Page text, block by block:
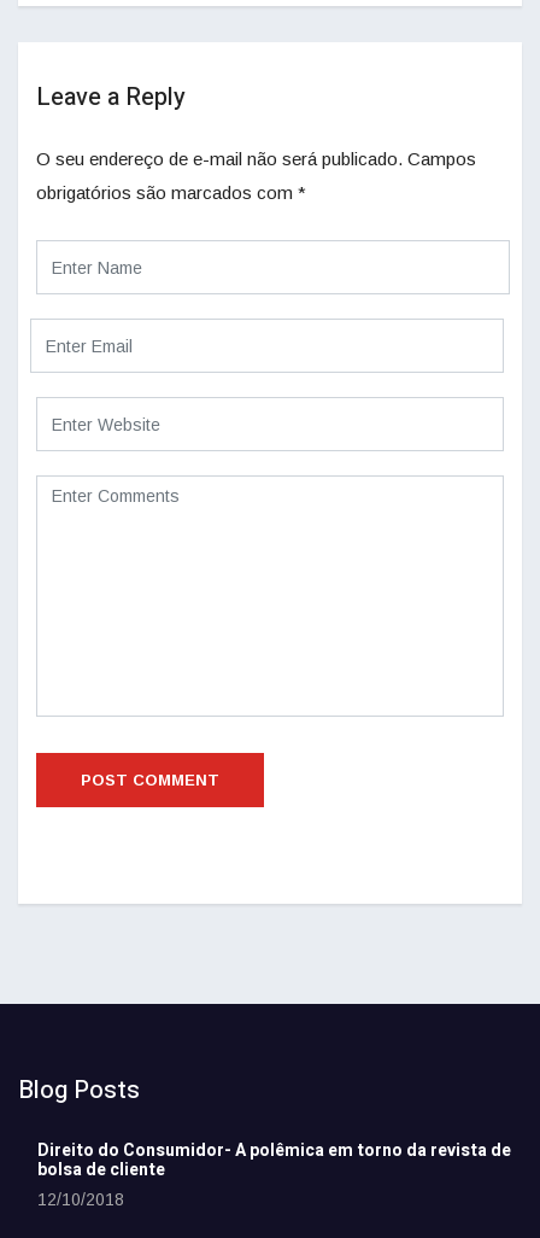
Leave a Reply
O seu endereço de e-mail não será publicado. Campos
obrigatórios são marcados com *
Blog Posts
Direito do Consumidor- A polêmica em torno da revista de
bolsa de cliente
12/10/2018